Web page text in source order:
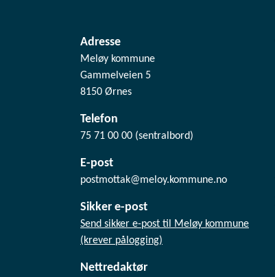
Adresse
Meløy kommune
Gammelveien 5
8150 Ørnes
Telefon
75 71 00 00 (sentralbord)
E-post
postmottak@meloy.kommune.no
Sikker e-post
Send sikker e-post til Meløy kommune
(krever pålogging)
Nettredaktør